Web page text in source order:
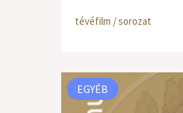
tévéfilm / sorozat
EGYÉB